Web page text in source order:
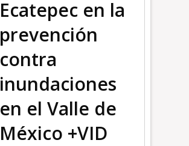
Ecatepec en la
prevención
contra
inundaciones
en el Valle de
México +VID